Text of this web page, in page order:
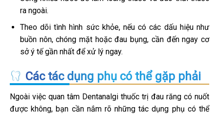
ra ngoài.
Theo dõi tình hình sức khỏe, nếu có các dấu hiệu như
buồn nôn, chóng mặt hoặc đau bụng, cần đến ngay cơ
sở ý tế gần nhất để xử lý ngay.
Các tác dụng phụ có thể gặp phải
Ngoài việc quan tâm Dentanalgi thuốc trị đau răng có nuốt
được không, bạn cần nắm rõ những tác dụng phụ có thể